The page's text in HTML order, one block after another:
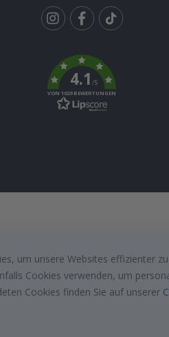
k
4.1/5
VON 1029 BEWERTUNGEN
um unsere Websites effizienter
Cookies verwenden, um
Cookies finden Sie auf unserer